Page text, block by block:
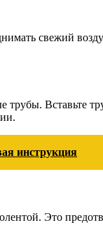
свежий
трубы.
инструкция
Это